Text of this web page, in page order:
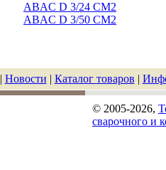
ABAC D 3/24 CM2
ABAC D 3/50 CM2
| Новости | Каталог товаров |
© 2005-2026,
сварочного и